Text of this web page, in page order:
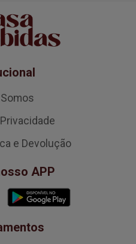
e Devolução
APP